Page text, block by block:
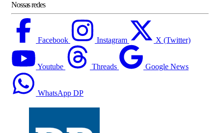
Nossas redes
Facebook Instagram X (Twitter)
Youtube Threads Google News
WhatsApp DP